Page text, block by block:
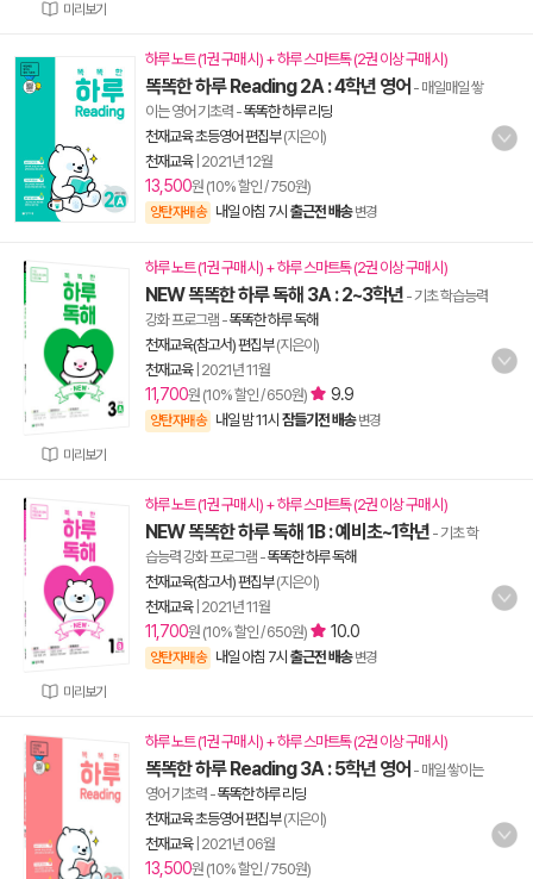
미리보기
하루 노트 (1권 구매 시) + 하루 스마트톡 (2권 이상 구매 시)
똑똑한 하루 Reading 2A : 4학년 영어 - 매일매일 쌓
이는 영어 기초력 -똑똑한 하루 리딩
천재교육 초등영어 편집부(지은이)
천재교육| 2021년 12월
13,500원 (10% 할인 / 750원)
양탄자배송 내일 아침 7시 출근전 배송 변경
미리보기
하루 노트 (1권 구매 시) + 하루 스마트톡 (2권 이상 구매 시)
NEW 똑똑한 하루 독해 3A : 2~3학년 - 기초 학습능력
강화 프로그램 -똑똑한 하루 독해
천재교육(참고서) 편집부(지은이)
천재교육| 2021년 11월
11,700원 (10% 할인 / 650원) 9.9
양탄자배송 내일 밤 11시 잠들기전 배송 변경
미리보기
하루 노트 (1권 구매 시) + 하루 스마트톡 (2권 이상 구매 시)
NEW 똑똑한 하루 독해 1B : 예비초~1학년 - 기초 학
습능력 강화 프로그램 -똑똑한 하루 독해
천재교육(참고서) 편집부(지은이)
천재교육| 2021년 11월
11,700원 (10% 할인 / 650원) 10.0
양탄자배송 내일 아침 7시 출근전 배송 변경
하루 노트 (1권 구매 시) + 하루 스마트톡 (2권 이상 구매 시)
똑똑한 하루 Reading 3A : 5학년 영어 - 매일 쌓이는
영어 기초력 -똑똑한 하루 리딩
천재교육 초등영어 편집부(지은이)
천재교육| 2021년 06월
13,500원 (10% 할인 / 750원)